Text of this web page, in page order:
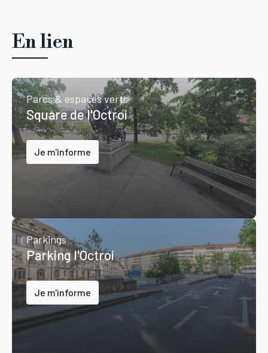
En lien
Parcs & espaces verts
Square de l'Octroi
Je m'informe
Parkings
Parking l'Octroi
Je m'informe